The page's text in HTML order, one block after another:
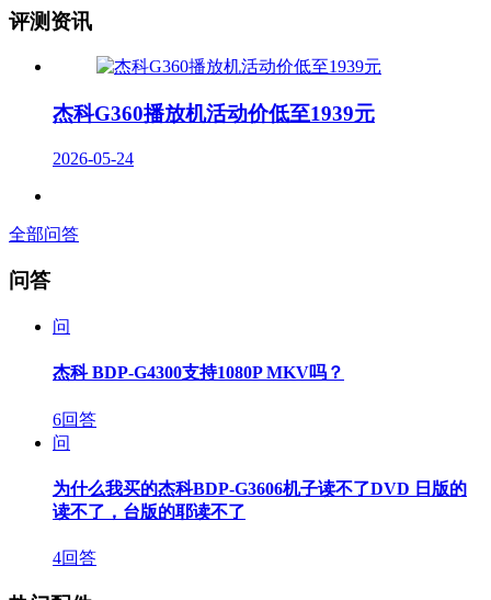
评测资讯
杰科G360播放机活动价低至1939元
2026-05-24
全部问答
问答
问
杰科 BDP-G4300支持1080P MKV吗？
6回答
问
为什么我买的杰科BDP-G3606机子读不了DVD 日版的
读不了，台版的耶读不了
4回答